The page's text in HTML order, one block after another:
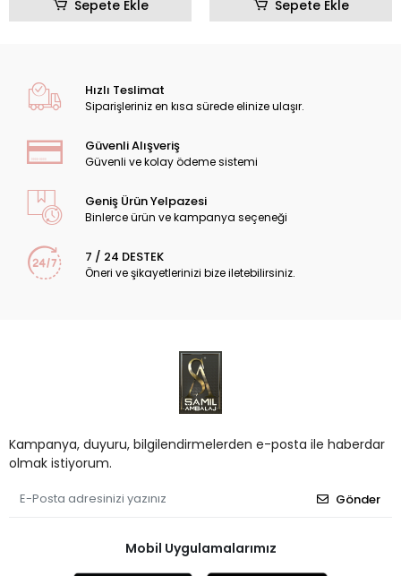
Sepete Ekle Sepete Ekle
Hızlı Teslimat
Siparişleriniz en kısa sürede elinize ulaşır.
Güvenli Alışveriş
Güvenli ve kolay ödeme sistemi
Geniş Ürün Yelpazesi
Binlerce ürün ve kampanya seçeneği
7 / 24 DESTEK
Öneri ve şikayetlerinizi bize iletebilirsiniz.
Kampanya, duyuru, bilgilendirmelerden e-posta ile haberdar
olmak istiyorum.
Gönder
Mobil Uygulamalarımız